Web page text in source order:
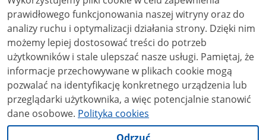
NC-ND 4.0), o ile nie jest to stwierdzone inaczej.
prawidłowego funkcjonowania naszej witryny oraz do
analizy ruchu i optymalizacji działania strony. Dzięki nim
możemy lepiej dostosować treści do potrzeb
użytkowników i stale ulepszać nasze usługi. Pamiętaj, że
informacje przechowywane w plikach cookie mogą
pozwalać na identyfikację konkretnego urządzenia lub
przeglądarki użytkownika, a więc potencjalnie stanowić
dane osobowe. Polityka cookies